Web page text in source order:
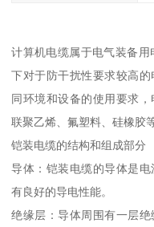
计算机电缆属于电气装备
下对于防干扰性要求较高
同环境和设备的使用要求
联聚乙烯、氟塑料、硅橡胶
铠装电缆的结构和组成部分
导体：铠装电缆的导体是
有良好的导电性能。
绝缘层：导体周围有一层